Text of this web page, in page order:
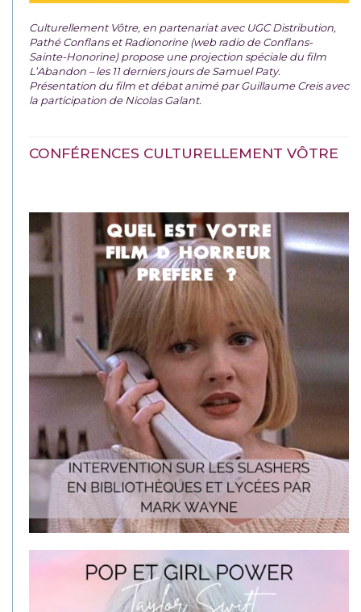
Culturellement Vôtre, en partenariat avec UGC Distribution,
Pathé Conflans et Radionorine (web radio de Conflans-
Sainte-Honorine) propose une projection spéciale du film
L’Abandon – les 11 derniers jours de Samuel Paty.
Présentation du film et débat animé par Guillaume Creis avec
la participation de Nicolas Galant.
CONFÉRENCES CULTURELLEMENT VÔTRE